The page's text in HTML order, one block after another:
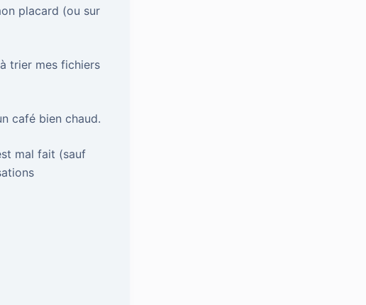
placard (ou sur
trier mes fichiers
café bien chaud.
mal fait (sauf